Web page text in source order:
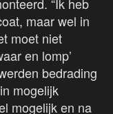
maar wel in
moet niet
en lomp’
bedrading
mogelijk
mogelijk en na